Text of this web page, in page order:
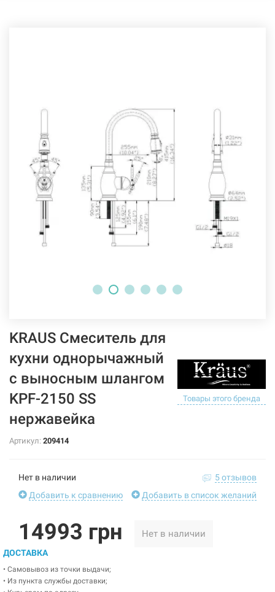
KRAUS Смеситель для
кухни однорычажный
с выносным шлангом
KPF-2150 SS
нержавейка
Товары этого бренда
Артикул: 209414
Нет в наличии
5 отзывов
Добавить к сравнению
Добавить в список желаний
14993 грн Нет в наличии
ДОСТАВКА
• Самовывоз из точки выдачи;
• Из пункта службы доставки;